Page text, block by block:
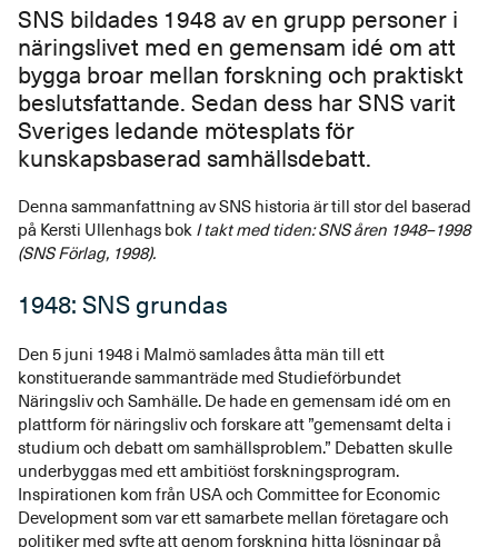
SNS bildades 1948 av en grupp personer i
näringslivet med en gemensam idé om att
bygga broar mellan forskning och praktiskt
beslutsfattande. Sedan dess har SNS varit
Sveriges ledande mötesplats för
kunskapsbaserad samhällsdebatt.
Denna sammanfattning av SNS historia är till stor del baserad
på Kersti Ullenhags bokI takt med tiden: SNS åren 1948–1998
(SNS Förlag, 1998).
1948: SNS grundas
Den 5 juni 1948 i Malmö samlades åtta män till ett
konstituerande sammanträde med Studieförbundet
Näringsliv och Samhälle. De hade en gemensam idé om en
plattform för näringsliv och forskare att ”gemensamt delta i
studium och debatt om samhällsproblem.” Debatten skulle
underbyggas med ett ambitiöst forskningsprogram.
Inspirationen kom från USA och Committee for Economic
Development som var ett samarbete mellan företagare och
politiker med syfte att genom forskning hitta lösningar på